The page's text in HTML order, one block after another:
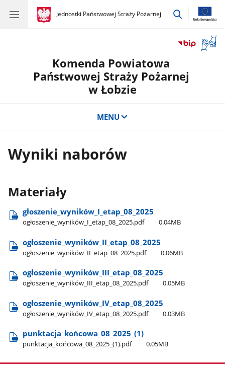
gov.pl
Jednostki Państwowej Straży Pożarnej
gov.pl
Jednostki
przejdź
okno
Komenda Powiatowa
Państwowej Straży Pożarnej
w Łobzie
MENU
Wyniki naborów
Materiały
głoszenie​_wyników​_I​_etap​_08​_2025
ogłoszenie​_wyników​_I​_etap​_08​_2025.pdf 0.04MB
ogłoszenie​_wyników​_II​_etap​_08​_2025
ogłoszenie​_wyników​_II​_etap​_08​_2025.pdf 0.06MB
ogłoszenie​_wyników​_III​_etap​_08​_2025
ogłoszenie​_wyników​_III​_etap​_08​_2025.pdf 0.05MB
ogłoszenie​_wyników​_IV​_etap​_08​_2025
ogłoszenie​_wyników​_IV​_etap​_08​_2025.pdf 0.03MB
punktacja​_końcowa​_08​_2025​_(1)
punktacja​_końcowa​_08​_2025​_(1).pdf 0.05MB